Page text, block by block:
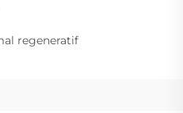
regeneratif